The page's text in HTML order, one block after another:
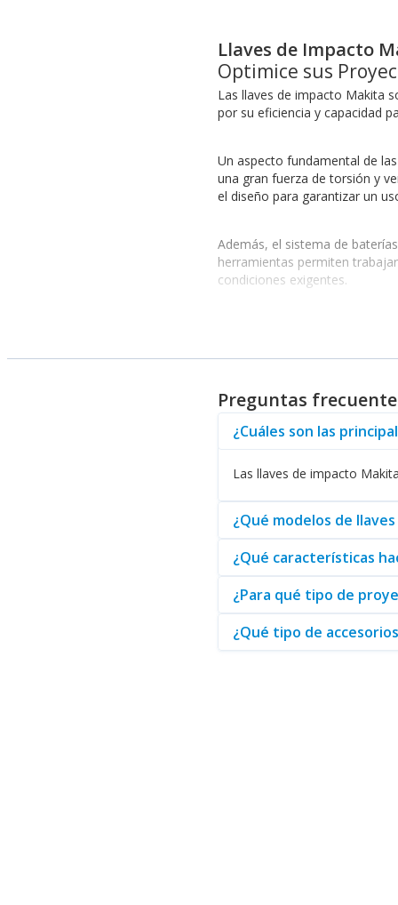
Llaves de Impacto
Optimice sus
Las llaves de impacto Makita
por su eficiencia y capacidad
Un aspecto fundamental de
una gran fuerza de torsión y
el diseño para garantizar un
Además, el sistema de
herramientas permiten
condiciones exigentes.
Beneficios y
Los beneficios se extienden
fácil acceso, se minimizan la
Otra característica notable
llaves de impacto Makita
sus operaciones diarias.
Usted puede explorar una
Como distribuidor, Abasteo
efectivos en cada proyecto.
Preguntas
¿Cuáles son las
Las llaves de impacto
¿Qué modelos de
¿Qué características
¿Para qué tipo de
¿Qué tipo de